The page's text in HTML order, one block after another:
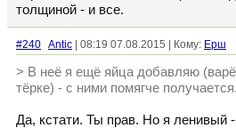
толщиной - и все.
#240 Antic | 08:19 07.08.2015 | Кому: Ерш
> В неё я ещё яйца добавляю
тёрке) - с ними помягче получается.
Да, кстати. Ты прав. Но я ленивый